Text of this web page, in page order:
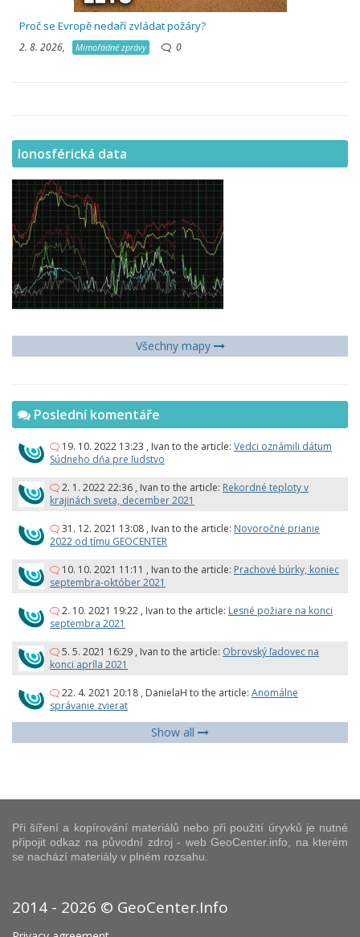
Proč se Evropě nedaří zvládat požáry?
2. 8. 2026, Mimořádné zprávy 0
Ionosférická data
Všechny mapy
Poslední komentáře
19. 10. 2022 13:23 , Ivan to the article: Vedci oznámili dátum
Súdneho dňa pre ľudstvo
2. 1. 2022 22:36 , Ivan to the article: Rekordné teploty v
krajinách sveta, december 2021
31. 12. 2021 13:08 , Ivan to the article: Novoročné prianie
2022 od tímu GEOCENTER
10. 10. 2021 11:11 , Ivan to the article: Prachové búrky, koniec
septembra-október 2021
2. 10. 2021 19:22 , Ivan to the article: Lesné požiare na konci
septembra 2021
5. 5. 2021 16:29 , Ivan to the article: Obrovský ľadovec na
konci apríla 2021
22. 4. 2021 20:18 , DanielaH to the article: Anomálne
správanie zvierat
Show all
Při šíření a kopírování materiálů nebo při použití úryvků je nutné
připojit odkaz na původní zdroj - web GeoCenter.info, na kterém
se nachází materiály v plném rozsahu.
2014 - 2026 © GeoCenter.Info